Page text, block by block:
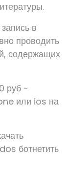
в
проводить
содержащих
руб -
или ios на
ботнетить